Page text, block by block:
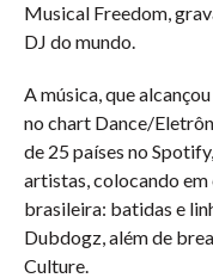
Musical Freedom,
DJ do mundo.
A música, que
no chart Dance/
de 25 países no
artistas, colocando em
brasileira: batidas e
Dubdogz, além de
Culture.